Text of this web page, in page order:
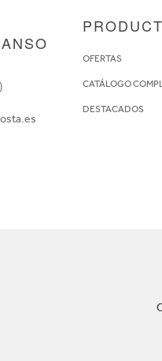
OFERTAS
CATÁLOGO
DESTACADOS